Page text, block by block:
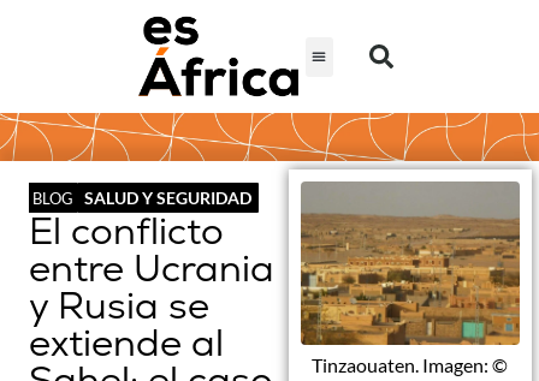
BLOG SALUD Y SEGURIDAD
El conflicto
entre Ucrania
y Rusia se
extiende al
Tinzaouaten. Imagen: ©